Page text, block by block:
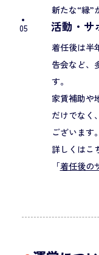
新たな“縁”
活動・サ
着任後は半
告会など、
す。
家賃補助や
だけでなく
ございます。
詳しくはこ
「着任後の
05